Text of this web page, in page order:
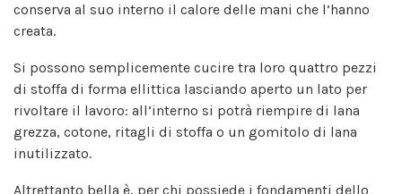
conserva al suo interno il calore delle mani che l’hanno
creata.
Si possono semplicemente cucire tra loro quattro pezzi
di stoffa di forma ellittica lasciando aperto un lato per
rivoltare il lavoro: all’interno si potrà riempire di lana
grezza, cotone, ritagli di stoffa o un gomitolo di lana
inutilizzato.
Altrettanto bella è, per chi possiede i fondamenti dello